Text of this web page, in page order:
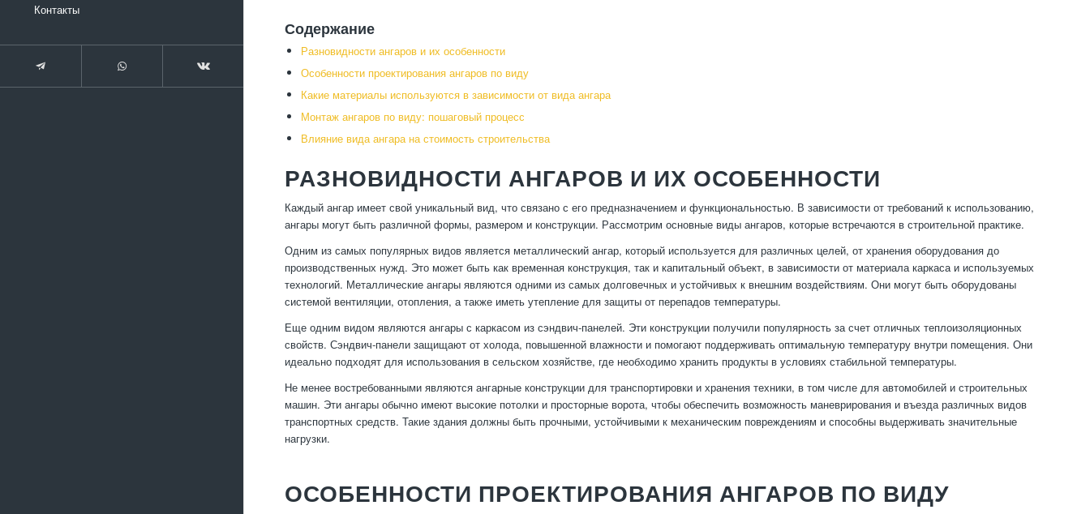
Контакты
Содержание
Разновидности ангаров и их особенности
Особенности проектирования ангаров по виду
Какие материалы используются в зависимости от вида ангара
Монтаж ангаров по виду: пошаговый процесс
Влияние вида ангара на стоимость строительства
РАЗНОВИДНОСТИ АНГАРОВ И ИХ ОСОБЕННОСТИ
Каждый ангар имеет свой уникальный вид, что связано с его предназначением и функциональностью. В зависимости от требований к использованию,
ангары могут быть различной формы, размером и конструкции. Рассмотрим основные виды ангаров, которые встречаются в строительной практике.
Одним из самых популярных видов является металлический ангар, который используется для различных целей, от хранения оборудования до
производственных нужд. Это может быть как временная конструкция, так и капитальный объект, в зависимости от материала каркаса и используемых
технологий. Металлические ангары являются одними из самых долговечных и устойчивых к внешним воздействиям. Они могут быть оборудованы
системой вентиляции, отопления, а также иметь утепление для защиты от перепадов температуры.
Еще одним видом являются ангары с каркасом из сэндвич-панелей. Эти конструкции получили популярность за счет отличных теплоизоляционных
свойств. Сэндвич-панели защищают от холода, повышенной влажности и помогают поддерживать оптимальную температуру внутри помещения. Они
идеально подходят для использования в сельском хозяйстве, где необходимо хранить продукты в условиях стабильной температуры.
Не менее востребованными являются ангарные конструкции для транспортировки и хранения техники, в том числе для автомобилей и строительных
машин. Эти ангары обычно имеют высокие потолки и просторные ворота, чтобы обеспечить возможность маневрирования и въезда различных видов
транспортных средств. Такие здания должны быть прочными, устойчивыми к механическим повреждениям и способны выдерживать значительные
нагрузки.
ОСОБЕННОСТИ ПРОЕКТИРОВАНИЯ АНГАРОВ ПО ВИДУ